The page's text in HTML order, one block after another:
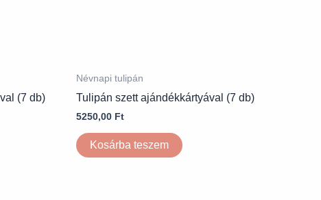
(7 db)
Névnapi tulipán
Tulipán szett ajándékkártyával (7 db)
5250,00 Ft
Kosárba teszem